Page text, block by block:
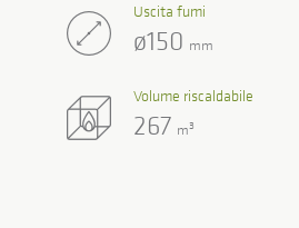
Volume riscaldabile
267 m3
Uscita fumi
ø150 mm